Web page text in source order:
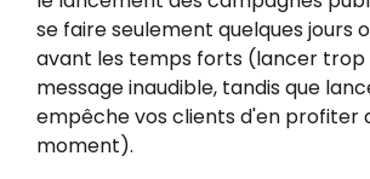
se faire seulement quelques jours
avant les temps forts (lancer
message inaudible, tandis que
empêche vos clients d'en profiter
moment).